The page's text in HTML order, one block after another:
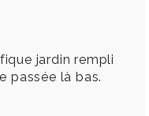
jardin rempli
passée là bas.